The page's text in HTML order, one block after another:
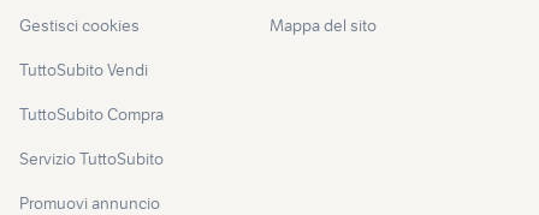
Gestisci cookies
TuttoSubito Vendi
TuttoSubito Compra
Servizio TuttoSubito
Promuovi annuncio
Mappa del sito